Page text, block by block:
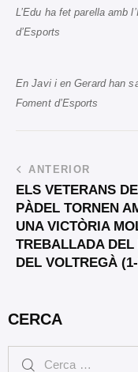
L’Edu ha fet parella amb
d’Esports
En Javi i en Gerard han
Foment d’Esports
ANTERIOR
ELS VETERANS DE
PÀDEL TORNEN
UNA VICTÒRIA
TREBALLADA DEL
DEL VOLTREGÀ
CERCA